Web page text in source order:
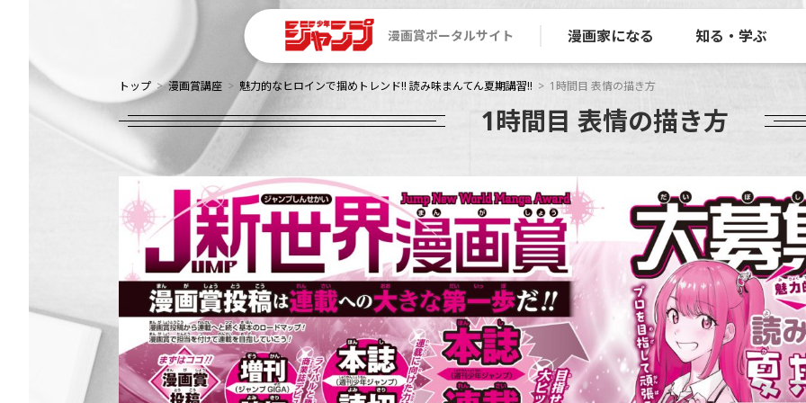
漫画賞ポータルサイト 漫画家になる 知る・学ぶ
トップ 漫画賞講座 魅力的なヒロインで掴めトレンド!! 読み味まんてん夏期講習!! 1時間目 表情の描き方
1時間目 表情の描き方